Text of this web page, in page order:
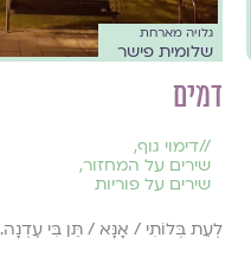
גלויה מארחת
שלומית פישר
דמים
//דימוי גוף,
שירים על המחזור,
שירים על פוריות
לְעֵת בְּלוֹתִי / אָנָּא / תֵּן בִּי עֶדְנָה.